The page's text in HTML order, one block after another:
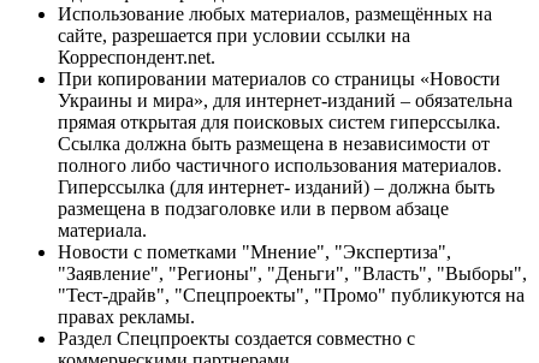
Использование любых материалов, размещённых на
сайте, разрешается при условии ссылки на
Корреспондент.net.
При копировании материалов со страницы «Новости
Украины и мира», для интернет-изданий – обязательна
прямая открытая для поисковых систем гиперссылка.
Ссылка должна быть размещена в независимости от
полного либо частичного использования материалов.
Гиперссылка (для интернет- изданий) – должна быть
размещена в подзаголовке или в первом абзаце
материала.
Новости с пометками "Мнение", "Экспертиза",
"Заявление", "Регионы", "Деньги", "Власть", "Выборы",
"Тест-драйв", "Спецпроекты", "Промо" публикуются на
правах рекламы.
Раздел Спецпроекты создается совместно с